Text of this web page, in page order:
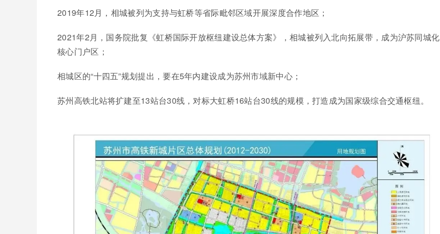
2019年12月，相城被列为支持与虹桥等省际毗邻区域开展深度合作地区；
2021年2月，国务院批复《虹桥国际开放枢纽建设总体方案》，相城被列入北向拓展带，成为沪苏同城化
核心门户区；
相城区的“十四五”规划提出，要在5年内建设成为苏州市域新中心；
苏州高铁北站将扩建至13站台30线，对标大虹桥16站台30线的规模，打造成为国家级综合交通枢纽。